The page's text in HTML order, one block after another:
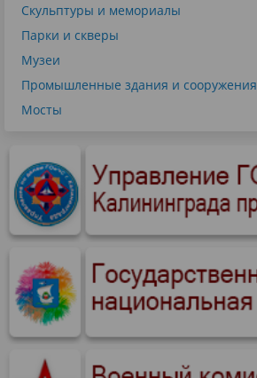
Скульптуры и мемориалы
Парки и скверы
Музеи
Промышленные здания и сооружения
Мосты